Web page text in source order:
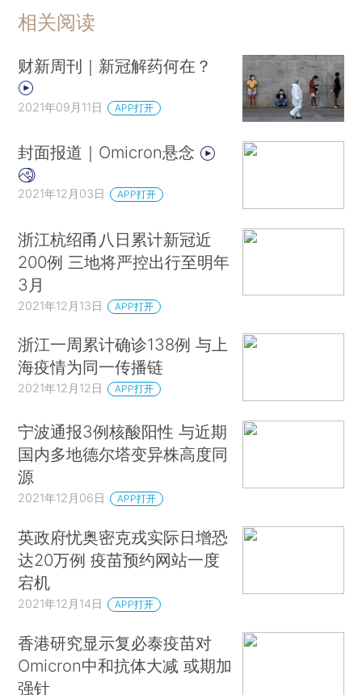
相关阅读
财新周刊｜新冠解药何在？
2021年09月11日 APP打开
封面报道｜Omicron悬念
2021年12月03日 APP打开
浙江杭绍甬八日累计新冠近
200例 三地将严控出行至明年
3月
2021年12月13日 APP打开
浙江一周累计确诊138例 与上
海疫情为同一传播链
2021年12月12日 APP打开
宁波通报3例核酸阳性 与近期
国内多地德尔塔变异株高度同
源
2021年12月06日 APP打开
英政府忧奥密克戎实际日增恐
达20万例 疫苗预约网站一度
宕机
2021年12月14日 APP打开
香港研究显示复必泰疫苗对
Omicron中和抗体大减 或期加
强针